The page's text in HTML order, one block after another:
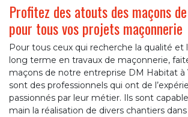
Profitez des atouts des maçons
pour tous vos projets maçonnerie
Pour tous ceux qui recherche la qualité et
long terme en travaux de maçonnerie,
maçons de notre entreprise DM Habitat à
sont des professionnels qui ont de
passionnés par leur métier. Ils sont
main la réalisation de divers chantiers